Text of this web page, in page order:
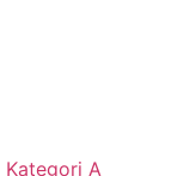
Kategori A